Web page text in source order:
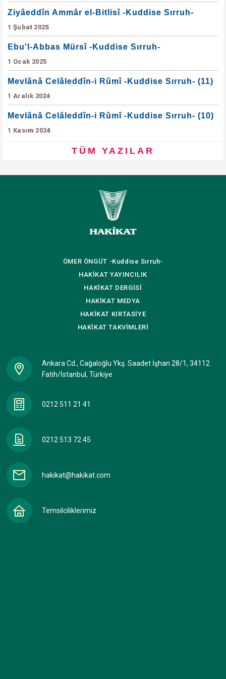
Ziyâeddîn Ammâr el-Bitlisî -Kuddise Sırruh-
1 Şubat 2025
Ebu'l-Abbas Mürsî -Kuddise Sırruh-
1 Ocak 2025
Mevlânâ Celâleddîn-i Rûmî -Kuddise Sırruh- (11)
1 Aralık 2024
Mevlânâ Celâleddîn-i Rûmî -Kuddise Sırruh- (10)
1 Kasım 2024
TÜM YAZILAR
ÖMER ÖNGÜT -Kuddise Sırruh-
HAKİKAT YAYINCILIK
HAKİKAT DERGİSİ
HAKİKAT MEDYA
HAKİKAT KIRTASİYE
HAKİKATTAKVİMLERİ
Ankara Cd., Cağaloğlu Ykş. Saadet İşhan 28/1, 34112
Fatih/İstanbul, Türkiye
0212 511 21 41
0212 513 72 45
hakikat@hakikat.com
Temsilciliklerimiz